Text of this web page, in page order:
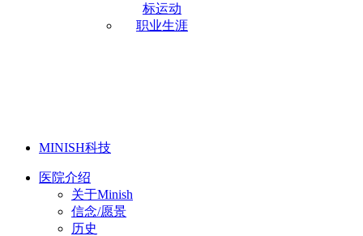
标运动
职业生涯
MINISH科技
医院介绍
关于Minish
信念/愿景
历史